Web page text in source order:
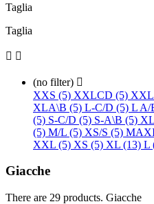
Taglia
Taglia
 
(no filter) 
XXS (5) XXLCD (5)
XLA\B (5) L-C/D (5) L A/
(5) S-C/D (5) S-A\B (5)
(5) M/L (5) XS/S (5)
XXL (5) XS (5) XL (13) L
Giacche
There are 29 products. Giacche